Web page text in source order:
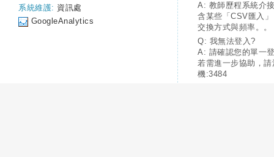
系統維護: 資訊處
GoogleAnalytics
A: 教師歷程系統介
含某些「CSV匯入
交換方式與頻率。。
Q: 我無法登入?
A: 請確認您的單一
若需進一步協助，
機:3484